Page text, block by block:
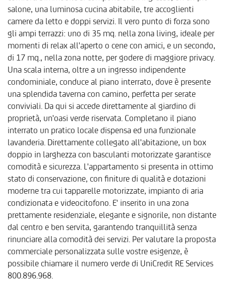
salone, una luminosa cucina abitabile, tre accoglienti
camere da letto e doppi servizi. Il vero punto di forza sono
gli ampi terrazzi: uno di 35 mq. nella zona living, ideale per
momenti di relax all'aperto o cene con amici, e un secondo,
di 17 mq., nella zona notte, per godere di maggiore privacy.
Una scala interna, oltre a un ingresso indipendente
condominiale, conduce al piano interrato, dove è presente
una splendida taverna con camino, perfetta per serate
conviviali. Da qui si accede direttamente al giardino di
proprietà, un'oasi verde riservata. Completano il piano
interrato un pratico locale dispensa ed una funzionale
lavanderia. Direttamente collegato all'abitazione, un box
doppio in larghezza con basculanti motorizzate garantisce
comodità e sicurezza. L'appartamento si presenta in ottimo
stato di conservazione, con finiture di qualità e dotazioni
moderne tra cui tapparelle motorizzate, impianto di aria
condizionata e videocitofono. E' inserito in una zona
prettamente residenziale, elegante e signorile, non distante
dal centro e ben servita, garantendo tranquillità senza
rinunciare alla comodità dei servizi. Per valutare la proposta
commerciale personalizzata sulle vostre esigenze, è
possibile chiamare il numero verde di UniCredit RE Services
800.896.968.